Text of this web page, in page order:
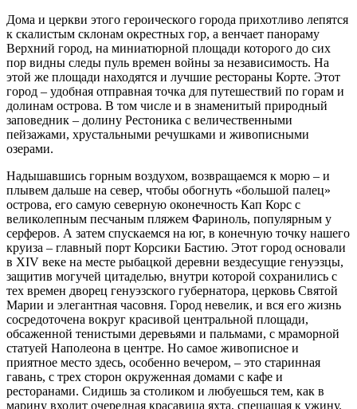
Дома и церкви этого героического города прихотливо лепятся
к скалистым склонам окрестных гор, а венчает панораму
Верхний город, на миниатюрной площади которого до сих
пор видны следы пуль времен войны за независимость. На
этой же площади находятся и лучшие рестораны Корте. Этот
город – удобная отправная точка для путешествий по горам и
долинам острова. В том числе и в знаменитый природный
заповедник – долину Рестоника с величественными
пейзажами, хрустальными речушками и живописными
озерами.
Надышавшись горным воздухом, возвращаемся к морю – и
плывем дальше на север, чтобы обогнуть «большой палец»
острова, его самую северную оконечность Кап Корс с
великолепным песчаным пляжем Фариноль, популярным у
серферов. А затем спускаемся на юг, в конечную точку нашего
круиза – главный порт Корсики Бастию. Этот город основали
в XIV веке на месте рыбацкой деревни вездесущие генуэзцы,
защитив могучей цитаделью, внутри которой сохранились с
тех времен дворец генуэзского губернатора, церковь Святой
Марии и элегантная часовня. Город невелик, и вся его жизнь
сосредоточена вокруг красивой центральной площади,
обсаженной тенистыми деревьями и пальмами, с мраморной
статуей Наполеона в центре. Но самое живописное и
приятное место здесь, особенно вечером, – это старинная
гавань, с трех сторон окруженная домами с кафе и
ресторанами. Сидишь за столиком и любуешься тем, как в
марину входит очередная красавица яхта, спешащая к ужину.